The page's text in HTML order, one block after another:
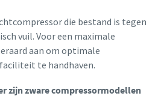
die bestand is tegen
vuil. Voor een maximale
aan om optimale
te handhaven.
zijn zware compressormodellen